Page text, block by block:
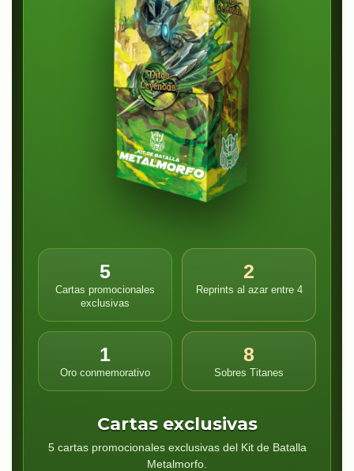
5
Cartas promocionales
exclusivas
2
Reprints al azar entre 4
1
Oro conmemorativo
8
Sobres Titanes
Cartas exclusivas
5 cartas promocionales exclusivas del Kit de Batalla
Metalmorfo.